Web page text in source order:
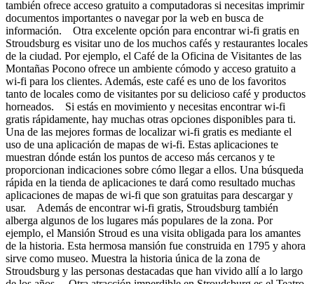
también ofrece acceso gratuito a computadoras si necesitas imprimir
documentos importantes o navegar por la web en busca de
información. Otra excelente opción para encontrar wi-fi gratis en
Stroudsburg es visitar uno de los muchos cafés y restaurantes locales
de la ciudad. Por ejemplo, el Café de la Oficina de Visitantes de las
Montañas Pocono ofrece un ambiente cómodo y acceso gratuito a
wi-fi para los clientes. Además, este café es uno de los favoritos
tanto de locales como de visitantes por su delicioso café y productos
horneados. Si estás en movimiento y necesitas encontrar wi-fi
gratis rápidamente, hay muchas otras opciones disponibles para ti.
Una de las mejores formas de localizar wi-fi gratis es mediante el
uso de una aplicación de mapas de wi-fi. Estas aplicaciones te
muestran dónde están los puntos de acceso más cercanos y te
proporcionan indicaciones sobre cómo llegar a ellos. Una búsqueda
rápida en la tienda de aplicaciones te dará como resultado muchas
aplicaciones de mapas de wi-fi que son gratuitas para descargar y
usar. Además de encontrar wi-fi gratis, Stroudsburg también
alberga algunos de los lugares más populares de la zona. Por
ejemplo, el Mansión Stroud es una visita obligada para los amantes
de la historia. Esta hermosa mansión fue construida en 1795 y ahora
sirve como museo. Muestra la historia única de la zona de
Stroudsburg y las personas destacadas que han vivido allí a lo largo